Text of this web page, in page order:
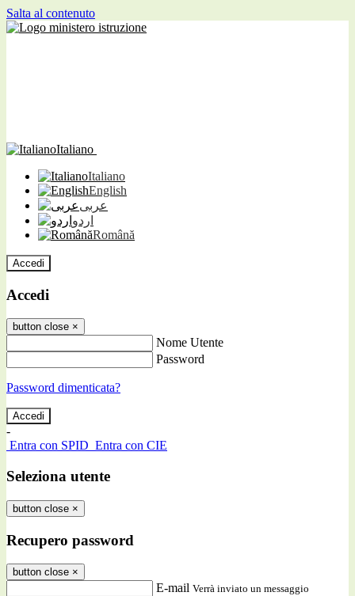
Salta al contenuto
Italiano
Italiano
English
عربى
اردو
Română
Accedi
Accedi
button close ×
Nome Utente
Password
Password dimenticata?
-
Entra con SPID Entra con CIE
Seleziona utente
button close ×
Recupero password
button close ×
E-mail Verrà inviato un messaggio